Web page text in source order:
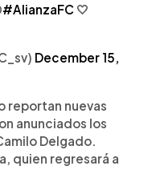
#AlianzaFC 🤍
December 15,
reportan nuevas
anunciados los
Delgado.
quien regresará a